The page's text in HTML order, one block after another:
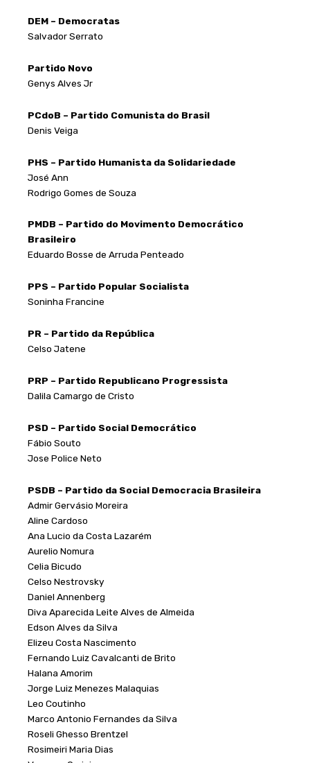
DEM – Democratas
Salvador Serrato
Partido Novo
Genys Alves Jr
PCdoB – Partido Comunista do Brasil
Denis Veiga
PHS – Partido Humanista da Solidariedade
José Ann
Rodrigo Gomes de Souza
PMDB – Partido do Movimento Democrático
Brasileiro
Eduardo Bosse de Arruda Penteado
PPS – Partido Popular Socialista
Soninha Francine
PR – Partido da República
Celso Jatene
PRP – Partido Republicano Progressista
Dalila Camargo de Cristo
PSD – Partido Social Democrático
Fábio Souto
Jose Police Neto
PSDB – Partido da Social Democracia Brasileira
Admir Gervásio Moreira
Aline Cardoso
Ana Lucio da Costa Lazarém
Aurelio Nomura
Celia Bicudo
Celso Nestrovsky
Daniel Annenberg
Diva Aparecida Leite Alves de Almeida
Edson Alves da Silva
Elizeu Costa Nascimento
Fernando Luiz Cavalcanti de Brito
Halana Amorim
Jorge Luiz Menezes Malaquias
Leo Coutinho
Marco Antonio Fernandes da Silva
Roseli Ghesso Brentzel
Rosimeiri Maria Dias